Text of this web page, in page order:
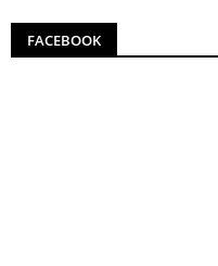
FACEBOOK